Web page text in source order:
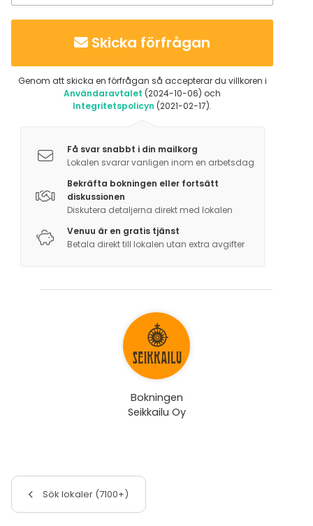
Skicka förfrågan
Genom att skicka en förfrågan så accepterar du villkoren i
Användaravtalet (2024-10-06) och
Integritetspolicyn (2021-02-17).
Få svar snabbt i din mailkorg
Lokalen svarar vanligen inom en arbetsdag
Bekräfta bokningen eller fortsätt
diskussionen
Diskutera detaljerna direkt med lokalen
Venuu är en gratis tjänst
Betala direkt till lokalen utan extra avgifter
Bokningen
Seikkailu Oy
Sök lokaler (7100+)